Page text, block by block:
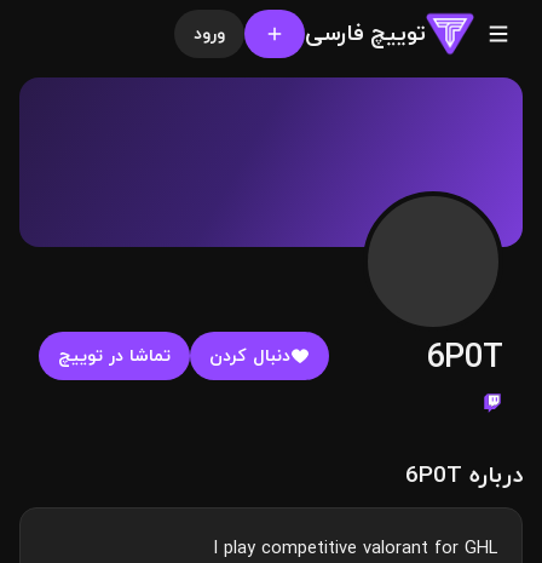
توییچ فارسی ورود
6P0T دنبال کردن تماشا در توییچ
درباره 6P0T
I play competitive valorant for GHL